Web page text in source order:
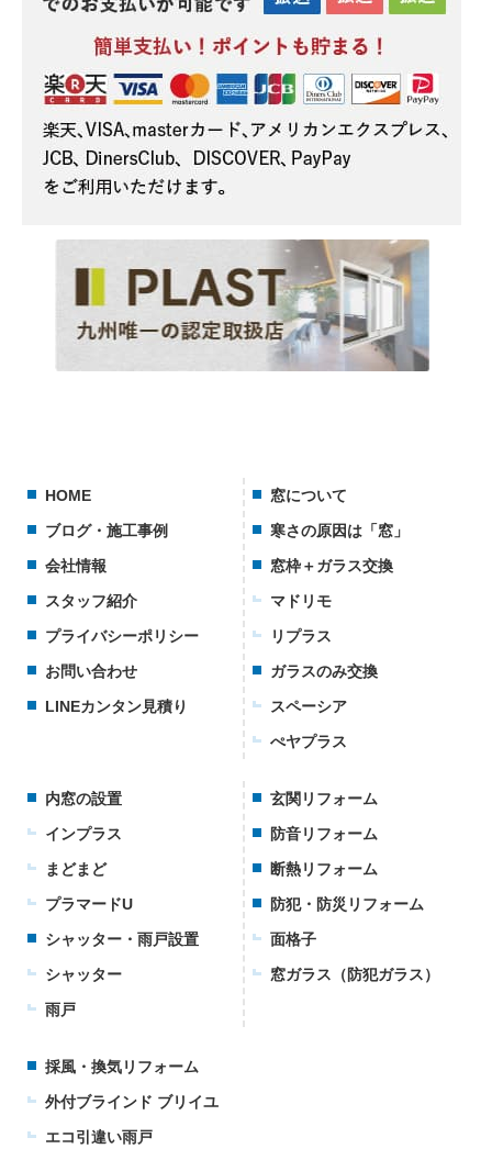
HOME
ブログ・施工事例
会社情報
スタッフ紹介
プライバシーポリシー
お問い合わせ
LINEカンタン見積り
窓について
寒さの原因は「窓」
窓枠＋ガラス交換
マドリモ
リプラス
ガラスのみ交換
スペーシア
ぺヤプラス
内窓の設置
インプラス
まどまど
プラマードU
シャッター・雨戸設置
シャッター
雨戸
玄関リフォーム
防音リフォーム
断熱リフォーム
防犯・防災リフォーム
面格子
窓ガラス（防犯ガラス）
採風・換気リフォーム
外付ブラインド ブリイユ
エコ引違い雨戸